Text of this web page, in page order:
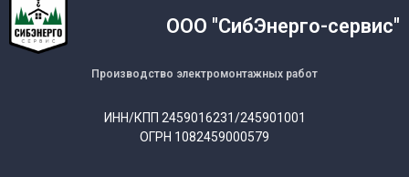
ООО "СибЭнерго-сервис"
Производство электромонтажных работ
ИНН/КПП 2459016231/245901001
ОГРН 1082459000579